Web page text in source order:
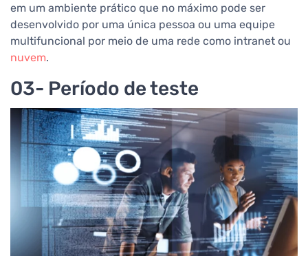
em um ambiente prático que no máximo pode ser
desenvolvido por uma única pessoa ou uma equipe
multifuncional por meio de uma rede como intranet ou
nuvem.
03- Período de teste